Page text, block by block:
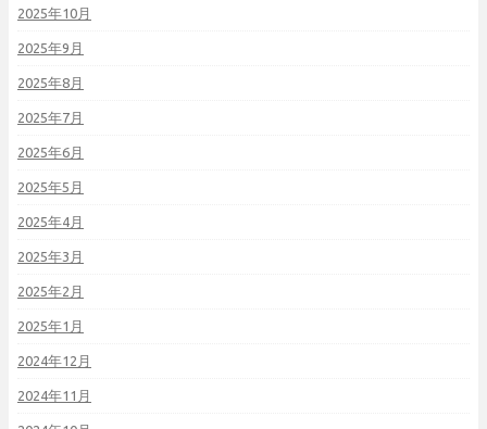
2025年10月
2025年9月
2025年8月
2025年7月
2025年6月
2025年5月
2025年4月
2025年3月
2025年2月
2025年1月
2024年12月
2024年11月